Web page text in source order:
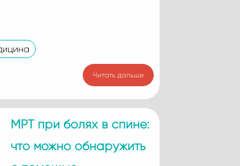
Читать дальше
МРТ при болях в спине:
что можно обнаружить